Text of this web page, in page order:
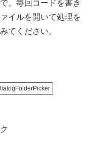
、毎回コードを書き
イルを開いて処理を
てください。